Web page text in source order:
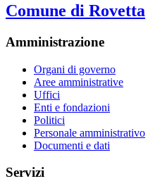
Comune di Rovetta
Amministrazione
Organi di governo
Aree amministrative
Uffici
Enti e fondazioni
Politici
Personale amministrativo
Documenti e dati
Servizi